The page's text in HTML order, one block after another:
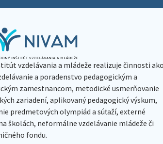
vzdelávania a mládeže realizuje činnosti ako
a poradenstvo pedagogickým a
zamestnancom, metodické usmerňovanie
zariadení, aplikovaný pedagogický výskum,
predmetových olympiád a súťaží, externé
školách, neformálne vzdelávanie mládeže či
fondu.